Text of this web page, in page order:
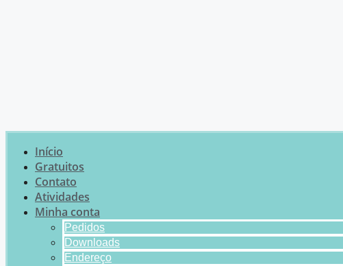
Início
Gratuitos
Contato
Atividades
Minha conta
Pedidos
Downloads
Endereço